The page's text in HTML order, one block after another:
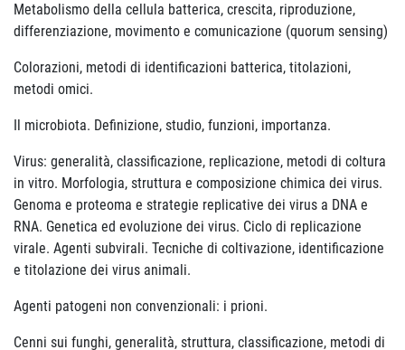
Metabolismo della cellula batterica, crescita, riproduzione,
differenziazione, movimento e comunicazione (quorum sensing)
Colorazioni, metodi di identificazioni batterica, titolazioni,
metodi omici.
Il microbiota. Definizione, studio, funzioni, importanza.
Virus: generalità, classificazione, replicazione, metodi di coltura
in vitro. Morfologia, struttura e composizione chimica dei virus.
Genoma e proteoma e strategie replicative dei virus a DNA e
RNA. Genetica ed evoluzione dei virus. Ciclo di replicazione
virale. Agenti subvirali. Tecniche di coltivazione, identificazione
e titolazione dei virus animali.
Agenti patogeni non convenzionali: i prioni.
Cenni sui funghi, generalità, struttura, classificazione, metodi di